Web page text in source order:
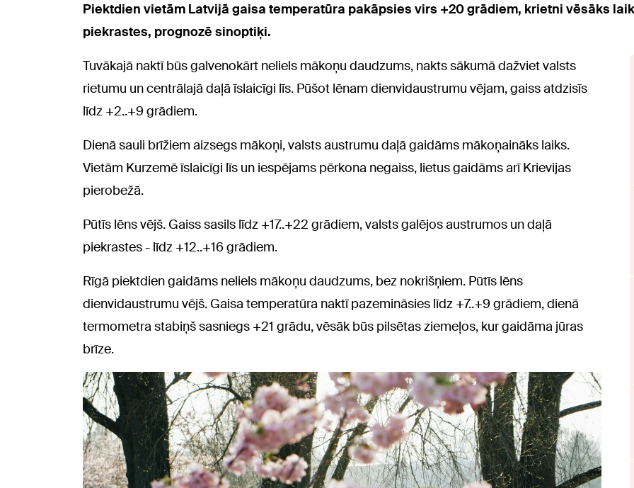
Piektdien vietām Latvijā gaisa temperatūra pakāpsies virs +20 grādiem, krietni vēsāks
piekrastes, prognozē sinoptiķi.
Tuvākajā naktī būs galvenokārt neliels mākoņu daudzums, nakts sākumā dažviet valsts
rietumu un centrālajā daļā īslaicīgi līs. Pūšot lēnam dienvidaustrumu vējam, gaiss atdzisīs
līdz +2..+9 grādiem.
Dienā sauli brīžiem aizsegs mākoņi, valsts austrumu daļā gaidāms mākoņaināks laiks.
Vietām Kurzemē īslaicīgi līs un iespējams pērkona negaiss, lietus gaidāms arī Krievijas
pierobežā.
Pūtīs lēns vējš. Gaiss sasils līdz +17..+22 grādiem, valsts galējos austrumos un daļā
piekrastes - līdz +12..+16 grādiem.
Rīgā piektdien gaidāms neliels mākoņu daudzums, bez nokrišņiem. Pūtīs lēns
dienvidaustrumu vējš. Gaisa temperatūra naktī pazemināsies līdz +7..+9 grādiem, dienā
termometra stabiņš sasniegs +21 grādu, vēsāk būs pilsētas ziemeļos, kur gaidāma jūras
brīze.